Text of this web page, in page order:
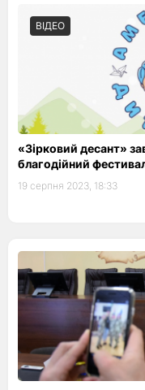
ВІДЕО
«Зірковий десант»
благодійний
19 серпня 2023, 18:33